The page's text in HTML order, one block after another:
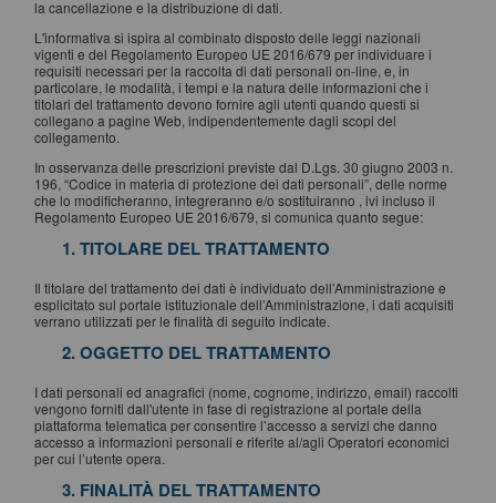
la cancellazione e la distribuzione di dati.
L'informativa si ispira al combinato disposto delle leggi nazionali
vigenti e del Regolamento Europeo UE 2016/679 per individuare i
requisiti necessari per la raccolta di dati personali on-line, e, in
particolare, le modalità, i tempi e la natura delle informazioni che i
titolari del trattamento devono fornire agli utenti quando questi si
collegano a pagine Web, indipendentemente dagli scopi del
collegamento.
In osservanza delle prescrizioni previste dal D.Lgs. 30 giugno 2003 n.
196, “Codice in materia di protezione dei dati personali”, delle norme
che lo modificheranno, integreranno e/o sostituiranno , ivi incluso il
Regolamento Europeo UE 2016/679, si comunica quanto segue:
1. TITOLARE DEL TRATTAMENTO
Il titolare del trattamento dei dati è individuato dell’Amministrazione e
esplicitato sul portale istituzionale dell’Amministrazione, i dati acquisiti
verrano utilizzati per le finalità di seguito indicate.
2. OGGETTO DEL TRATTAMENTO
I dati personali ed anagrafici (nome, cognome, indirizzo, email) raccolti
vengono forniti dall'utente in fase di registrazione al portale della
piattaforma telematica per consentire l’accesso a servizi che danno
accesso a informazioni personali e riferite al/agli Operatori economici
per cui l’utente opera.
3. FINALITÀ DEL TRATTAMENTO